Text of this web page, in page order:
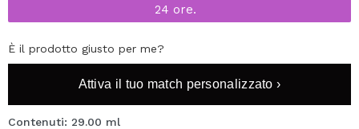
24 ore.
È il prodotto giusto per me?
Attiva il tuo match personalizzato ›
Contenuti: 29.00 ml